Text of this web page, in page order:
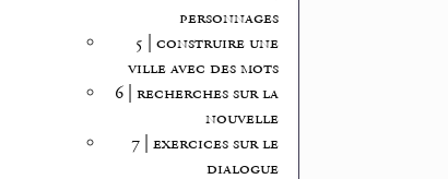
personnages
5 | construire une
ville avec des mots
6 | recherches sur la
nouvelle
7 | exercices sur le
dialogue